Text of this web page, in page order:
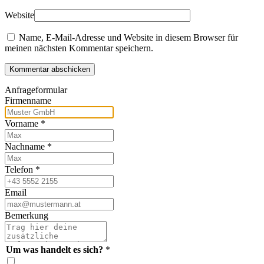
Website
Name, E-Mail-Adresse und Website in diesem Browser für
meinen nächsten Kommentar speichern.
Kommentar abschicken
Anfrageformular
Firmenname
Vorname *
Nachname *
Telefon *
Email
Bemerkung
Um was handelt es sich? *